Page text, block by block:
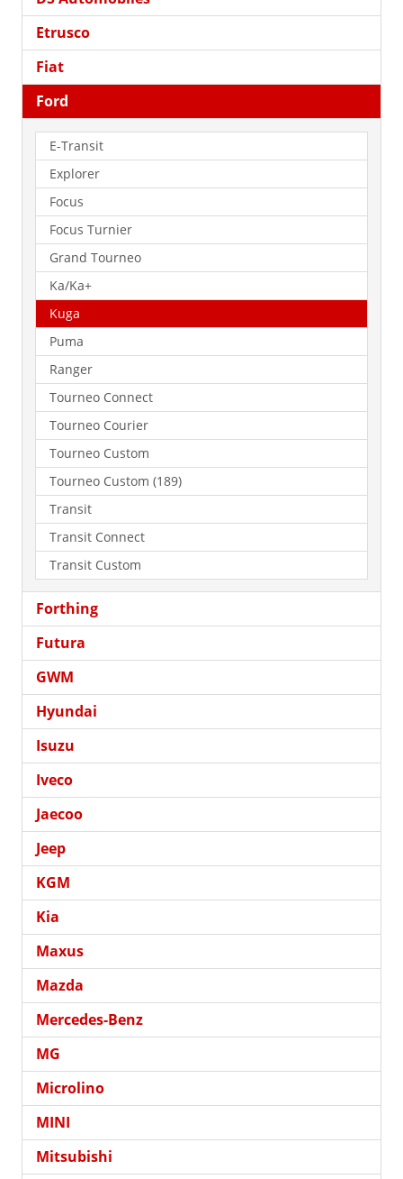
Etrusco
Fiat
Ford
E-Transit
Explorer
Focus
Focus Turnier
Grand Tourneo
Ka/Ka+
Kuga
Puma
Ranger
Tourneo Connect
Tourneo Courier
Tourneo Custom
Tourneo Custom (189)
Transit
Transit Connect
Transit Custom
Forthing
Futura
GWM
Hyundai
Isuzu
Iveco
Jaecoo
Jeep
KGM
Kia
Maxus
Mazda
Mercedes-Benz
MG
Microlino
MINI
Mitsubishi